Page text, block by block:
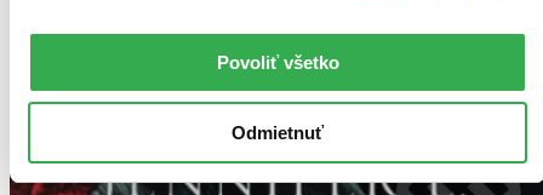
Povoliť všetko
Odmietnuť